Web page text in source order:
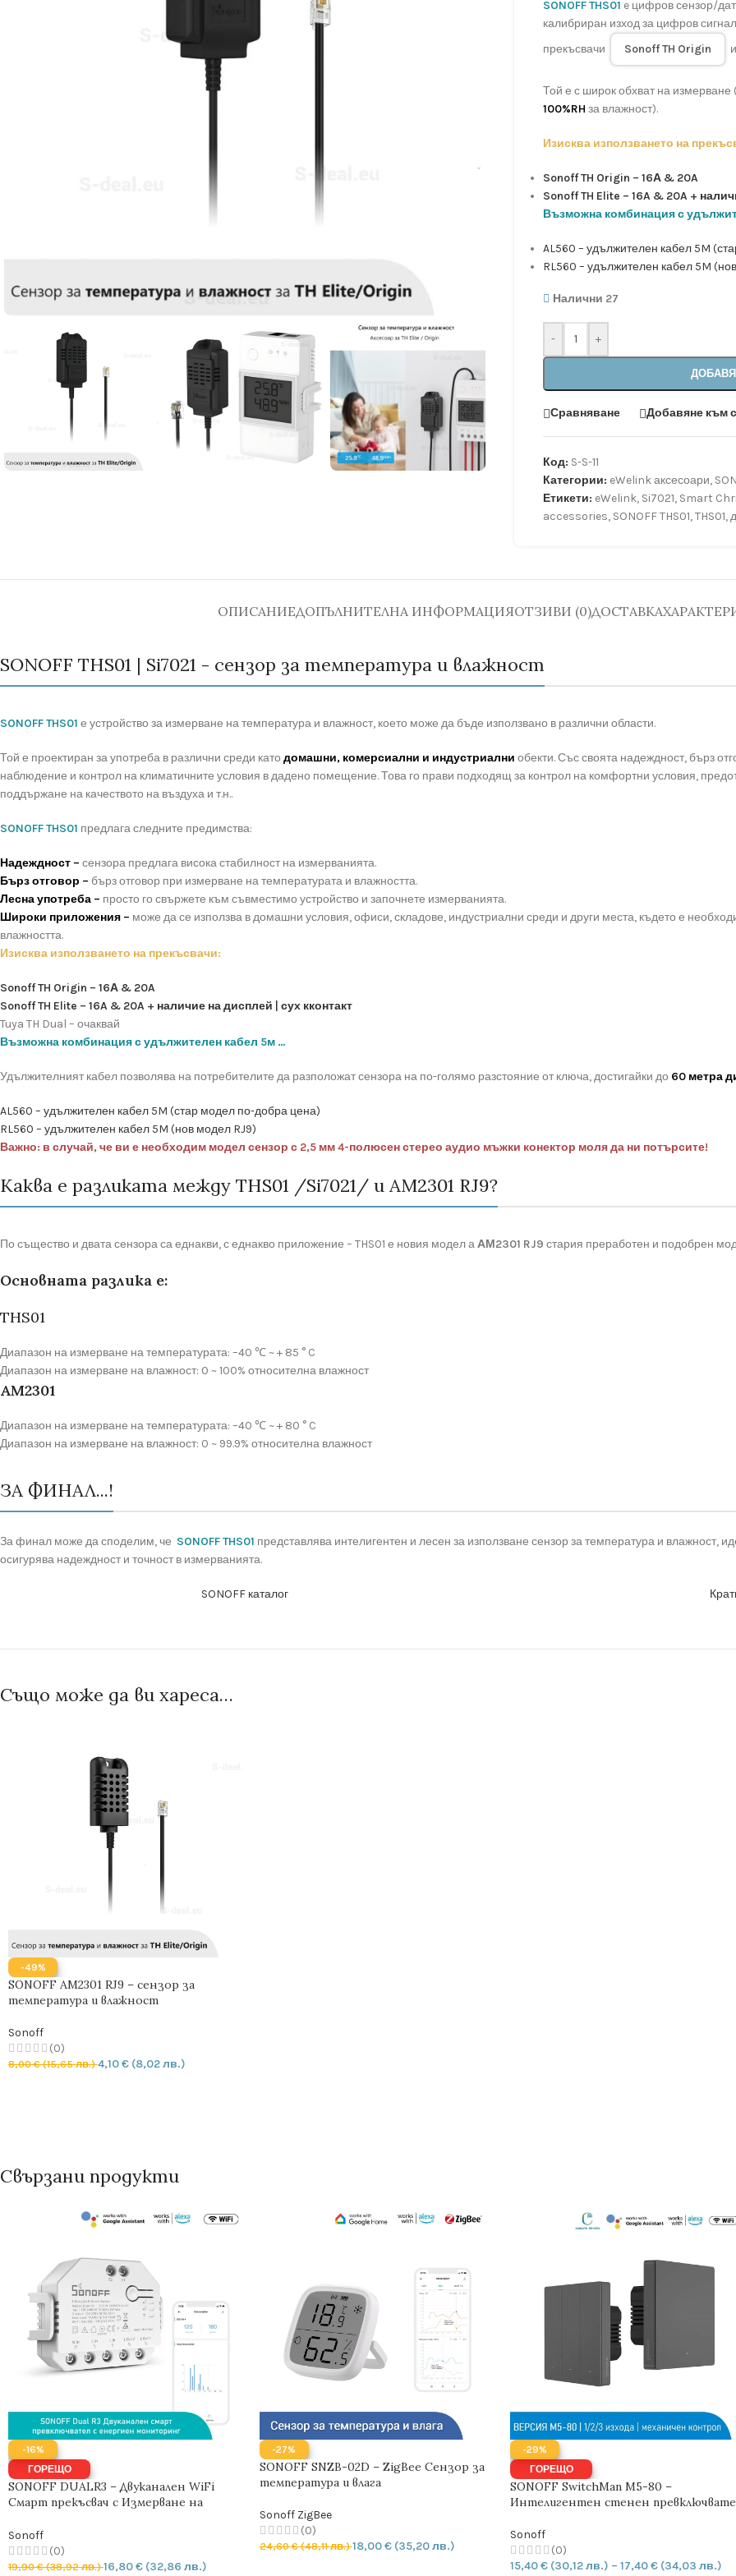
SONOFF THS01 e цифров сензор/
калибриран изход за цифров
прекъсвачи
Sonoff TH Origin
Той е с широк обхват на измерване
100%RH за влажност).
Изисква използването на
Sonoff TH Origin – 16А & 20A
Sonoff TH Elite – 16A & 20A +
Възможна комбинация с
AL560 – удължителен кабел 5M
RL560 – удължителен кабел 5M
Налични 27
- +
Сравняване Добавяне към
Код: S-S-11
Категории: eWelink аксесоари,
Етикети: eWelink, Si7021, Smart
accessories, SONOFF THS01,THS01,
ОПИСАНИЕДОПЪЛНИТЕЛНА ИНФОРМАЦИЯОТЗИВИ (0)ДОСТАВКА
SONOFF THS01 | Si7021 - сензор за температура и влажност
SONOFF THS01 е устройство за измерване на температура и влажност, което може да бъде използвано в различни области.
Той е проектиран за употреба в различни среди като домашни, комерсиални и индустриални обекти. Със своята надеждност, бърз
наблюдение и контрол на климатичните условия в дадено помещение. Това го прави подходящ за контрол на комфортни условия,
поддържане на качеството на въздуха и т.н..
SONOFF THS01 предлага следните предимства:
Надеждност – сензора предлага висока стабилност на измерванията.
Бърз отговор – бърз отговор при измерване на температурата и влажността.
Лесна употреба – просто го свържете към съвместимо устройство и започнете измерванията.
Широки приложения – може да се използва в домашни условия, офиси, складове, индустриални среди и други места, където е
влажността.
Изисква използването на прекъсвачи:
Sonoff TH Origin – 16А & 20A
Sonoff TH Elite – 16A & 20A + наличие на дисплей | сух кконтакт
Tuya TH Dual – очаквай
Възможна комбинация с удължителен кабел 5м …
Удължителният кабел позволява на потребителите да разположат сензора на по-голямо разстояние от ключа, достигайки до 60 метра
AL560 – удължителен кабел 5M (стар модел по-добра цена)
RL560 – удължителен кабел 5M (нов модел RJ9)
Важно: в случай, че ви е необходим модел сензор с 2,5 мм 4-полюсен стерео аудио мъжки конектор моля да ни потърсите!
Каква е разликата между THS01 /Si7021/ и AM2301 RJ9?
По същество и двата сензора са еднакви, с еднакво приложение – THS01 е новия модел аАМ2301 RJ9 стария преработен и подобрен
Основната разлика е:
THS01
Диапазон на измерване на температурата: –40 ℃ ~ + 85 ° C
Диапазон на измерване на влажност: 0 ~ 100% относителна влажност
AM2301
Диапазон на измерване на температурата: –40 ℃ ~ + 80 ° C
Диапазон на измерване на влажност: 0 ~ 99.9% относителна влажност
ЗА ФИНАЛ...!
За финал може да споделим, че SONOFF THS01 представлява интелигентен и лесен за използване сензор за температура и влажност,
осигурява надеждност и точност в измерванията.
SONOFF каталог
Също може да ви хареса…
-49%
SONOFF AM2301 RJ9 – сензор за
температура и влажност
Sonoff
(0)
8,00€(15,65 лв.)4,10€ (8,02 лв.)
Свързани продукти
-16%
ГОРЕЩО
SONOFF DUALR3 – Двуканален WiFi
Смарт прекъсвач с Измерване на
Sonoff
(0)
19,90€(38,92 лв.)16,80€ (32,86 лв.)
-27%
SONOFF SNZB-02D – ZigBee Сензор за
температура и влага
Sonoff ZigBee
(0)
24,60€(48,11 лв.)18,00€(35,20 лв.)
-29%
ГОРЕЩО
SONOFF SwitchMan M5-80 –
Интелигентен стенен
Sonoff
(0)
15,40€ (30,12 лв.) – 17,40€ (34,03 лв.)